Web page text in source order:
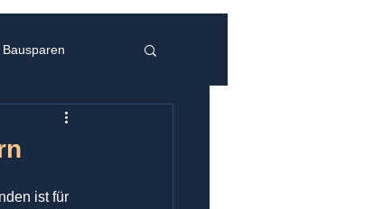
Bausparen
ist für